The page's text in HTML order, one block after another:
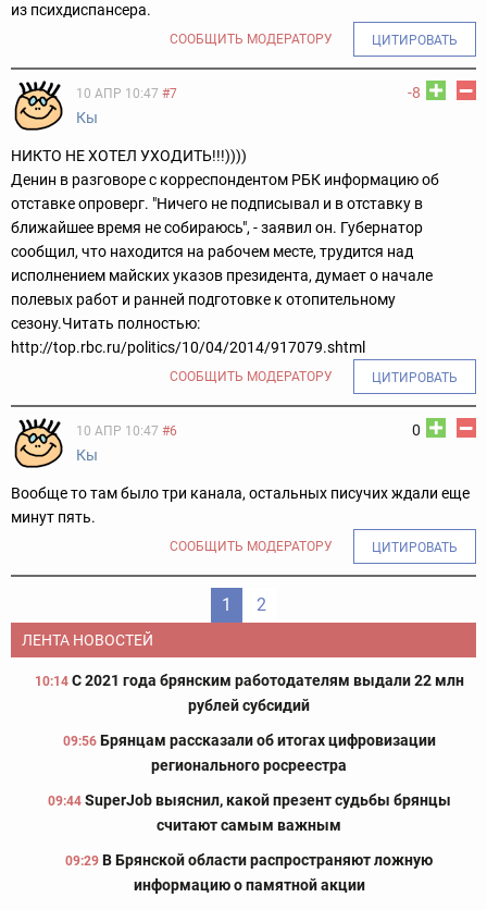
из психдиспансера.
СООБЩИТЬ МОДЕРАТОРУ ЦИТИРОВАТЬ
-8
10 АПР 10:47 #7
Кы
НИКТО НЕ ХОТЕЛ УХОДИТЬ!!!))))
Денин в разговоре с корреспондентом РБК информацию об
отставке опроверг. "Ничего не подписывал и в отставку в
ближайшее время не собираюсь", - заявил он. Губернатор
сообщил, что находится на рабочем месте, трудится над
исполнением майских указов президента, думает о начале
полевых работ и ранней подготовке к отопительному
сезону.Читать полностью:
http://top.rbc.ru/politics/10/04/2014/917079.shtml
СООБЩИТЬ МОДЕРАТОРУ ЦИТИРОВАТЬ
0
10 АПР 10:47 #6
Кы
Вообще то там было три канала, остальных писучих ждали еще
минут пять.
СООБЩИТЬ МОДЕРАТОРУ ЦИТИРОВАТЬ
1 2
ЛЕНТА НОВОСТЕЙ
10:14 С 2021 года брянским работодателям выдали 22 млн
рублей субсидий
09:56 Брянцам рассказали об итогах цифровизации
регионального росреестра
09:44 SuperJob выяснил, какой презент судьбы брянцы
считают самым важным
09:29 В Брянской области распространяют ложную
информацию о памятной акции